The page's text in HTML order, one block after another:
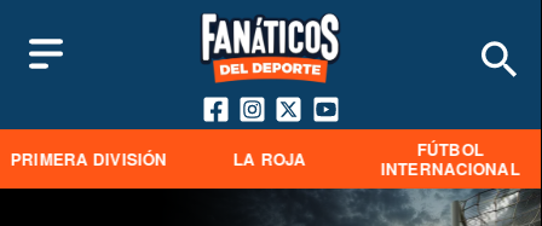
PRIMERA DIVISIÓN LA ROJA
FÚTBOL
INTERNACIONAL